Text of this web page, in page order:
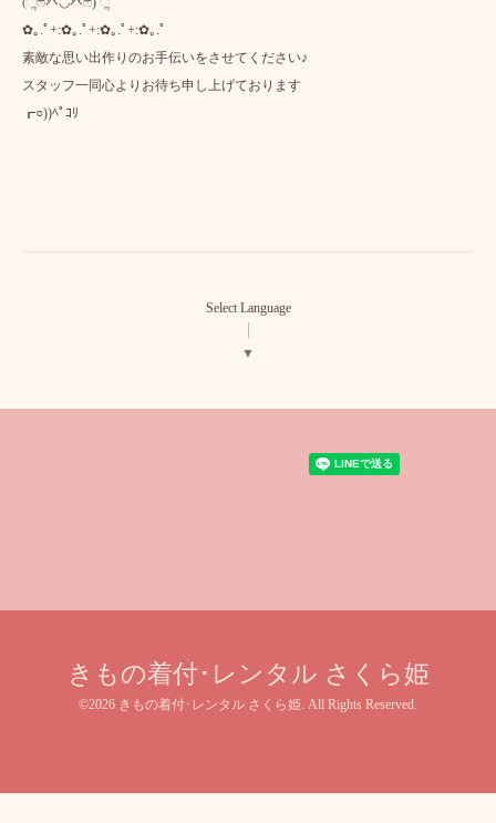
✿｡.ﾟ+:✿｡.ﾟ+:✿｡.ﾟ+:✿｡.ﾟ
素敵な思い出作りのお手伝いをさせてください♪
スタッフ一同心よりお待ち申し上げております
┏○))ﾍﾟｺﾘ
Select Language
▼
きもの着付･レンタル さくら姫
©2026 きもの着付･レンタル さくら姫. All Rights Reserved.